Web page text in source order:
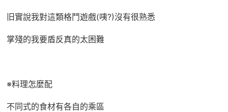
旧實說我對這類格鬥遊戲(咦?)沒有很熟悉
掌殘的我要盾反真的太困難
※料理怎麼配
不同式的食材有各自的乘區